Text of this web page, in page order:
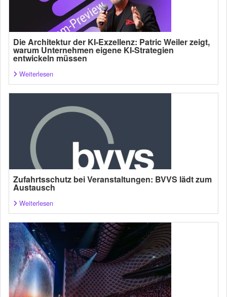
Die Architektur der KI-Exzellenz: Patric Weiler zeigt,
warum Unternehmen eigene KI-Strategien
entwickeln müssen
Weiterlesen
Zufahrtsschutz bei Veranstaltungen: BVVS lädt zum
Austausch
Weiterlesen